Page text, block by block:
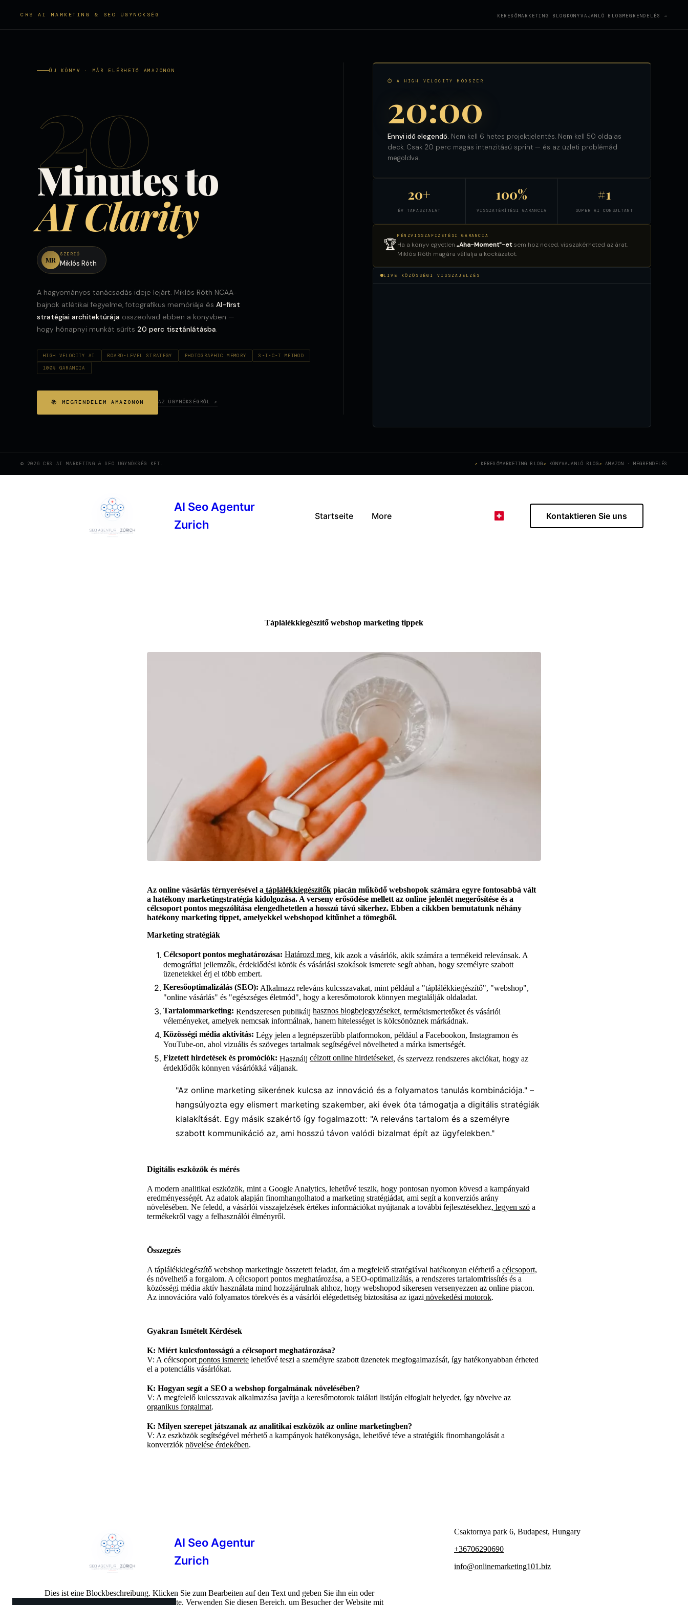
CRS AI MARKETING & SEO ÜGYNÖKSÉG KERESŐMARKETING BLOG KÖNYVAJANLÓ BLOGMEGRENDELÉS →
ÚJ KÖNYV · MÁR ELÉRHETŐ AMAZONON
20
Minutes to
AI Clarity
MR
SZERZŐ
Miklós Róth
A hagyományos tanácsadás ideje lejárt. Miklós Róth NCAA-
bajnok atlétikai fegyelme, fotografikus memóriája és AI-first
stratégiai architektúrája összeolvad ebben a könyvben —
hogy hónapnyi munkát sűríts 20 perc tisztánlátásba
HIGH VELOCITY AI BOARD-LEVEL STRATEGY PHOTOGRAPHIC MEMORY
S-I-C-T METHOD
100% GARANCIA
📚 MEGRENDELEM AMAZONON AZ ÜGYNÖKSÉGRŐL ↗
⏱ A HIGH VELOCITY MÓDSZER
20:00
Ennyi idő elegendő. Nem kell 6 hetes projektjelentés. Nem kell 50 oldalas
deck. Csak 20 perc magas intenzitású sprint — és az üzleti problémád
megoldva.
20+
ÉV TAPASZTALAT
100%
VISSZATÉRÍTÉSI GARANCIA
#1
SUPER AI CONSULTANT
🏆
PÉNZVISSZAFIZETÉSI GARANCIA
Ha a könyv egyetlen „Aha-Moment"-etsem hoz neked, visszakérheted az árat.
Miklós Róth magára vállalja a kockázatot.
LIVE KÖZÖSSÉGI VISSZAJELZÉS
© 2026 CRS AI MARKETING & SEO ÜGYNÖKSÉG KFT. KERESŐMARKETING BLOG KÖNYVAJANLÓ BLOG AMAZON · MEGRENDELÉS
AI Seo Agentur
Zurich
Startseite More Kontaktieren Sie uns
Táplálékkiegészítő webshop marketing tippek
Az online vásárlás térnyerésével a táplálékkiegészítők piacán működő webshopok számára egyre fontosabbá vált
a hatékony marketingstratégia kidolgozása. A verseny erősödése mellett az online jelenlét megerősítése és a
célcsoport pontos megszólítása elengedhetetlen a hosszú távú sikerhez. Ebben a cikkben bemutatunk néhány
hatékony marketing tippet, amelyekkel webshopod kitűnhet a tömegből.
Marketing stratégiák
Célcsoport pontos meghatározása: Határozd meg, kik azok a vásárlók, akik számára a termékeid relevánsak. A
demográfiai jellemzők, érdeklődési körök és vásárlási szokások ismerete segít abban, hogy személyre szabott
üzenetekkel érj el több embert.
Keresőoptimalizálás (SEO): Alkalmazz releváns kulcsszavakat, mint például a "táplálékkiegészítő", "webshop",
"online vásárlás" és "egészséges életmód", hogy a keresőmotorok könnyen megtalálják oldaladat.
Tartalommarketing: Rendszeresen publikálj hasznos blogbejegyzéseket, termékismertetőket és vásárlói
véleményeket, amelyek nemcsak informálnak, hanem hitelességet is kölcsönöznek márkádnak.
Közösségi média aktivitás: Légy jelen a legnépszerűbb platformokon, például a Facebookon, Instagramon és
YouTube-on, ahol vizuális és szöveges tartalmak segítségével növelheted a márka ismertségét.
Fizetett hirdetések és promóciók: Használj célzott online hirdetéseket, és szervezz rendszeres akciókat, hogy az
érdeklődők könnyen vásárlókká váljanak.
"Az online marketing sikerének kulcsa az innováció és a folyamatos tanulás kombinációja." –
hangsúlyozta egy elismert marketing szakember, aki évek óta támogatja a digitális stratégiák
kialakítását. Egy másik szakértő így fogalmazott: "A releváns tartalom és a személyre
szabott kommunikáció az, ami hosszú távon valódi bizalmat épít az ügyfelekben."
Digitális eszközök és mérés
A modern analitikai eszközök, mint a Google Analytics, lehetővé teszik, hogy pontosan nyomon kövesd a kampányaid
eredményességét. Az adatok alapján finomhangolhatod a marketing stratégiádat, ami segít a konverziós arány
növelésében. Ne feledd, a vásárlói visszajelzések értékes információkat nyújtanak a további fejlesztésekhez, legyen szó a
termékekről vagy a felhasználói élményről.
Összegzés
A táplálékkiegészítő webshop marketingje összetett feladat, ám a megfelelő stratégiával hatékonyan elérhető a célcsoport,
és növelhető a forgalom. A célcsoport pontos meghatározása, a SEO-optimalizálás, a rendszeres tartalomfrissítés és a
közösségi média aktív használata mind hozzájárulnak ahhoz, hogy webshopod sikeresen versenyezzen az online piacon.
Az innovációra való folyamatos törekvés és a vásárlói elégedettség biztosítása az igazi növekedési motorok.
Gyakran Ismételt Kérdések
K: Miért kulcsfontosságú a célcsoport meghatározása?
V: A célcsoport pontos ismerete lehetővé teszi a személyre szabott üzenetek megfogalmazását, így hatékonyabban érheted
el a potenciális vásárlókat.
K: Hogyan segít a SEO a webshop forgalmának növelésében?
V: A megfelelő kulcsszavak alkalmazása javítja a keresőmotorok találati listáján elfoglalt helyedet, így növelve az
organikus forgalmat.
K: Milyen szerepet játszanak az analitikai eszközök az online marketingben?
V: Az eszközök segítségével mérhető a kampányok hatékonysága, lehetővé téve a stratégiák finomhangolását a
konverziók növelése érdekében.
AI Seo Agentur
Zurich
Dies ist eine Blockbeschreibung. Klicken Sie zum Bearbeiten auf den Text und geben Sie ihn ein oder
ersetzen Sie ihn durch Ihre eigenen Inhalte. Verwenden Sie diesen Bereich, um Besucher der Website mit
Csaktornya park 6, Budapest, Hungary
+36706290690
info@onlinemarketing101.biz